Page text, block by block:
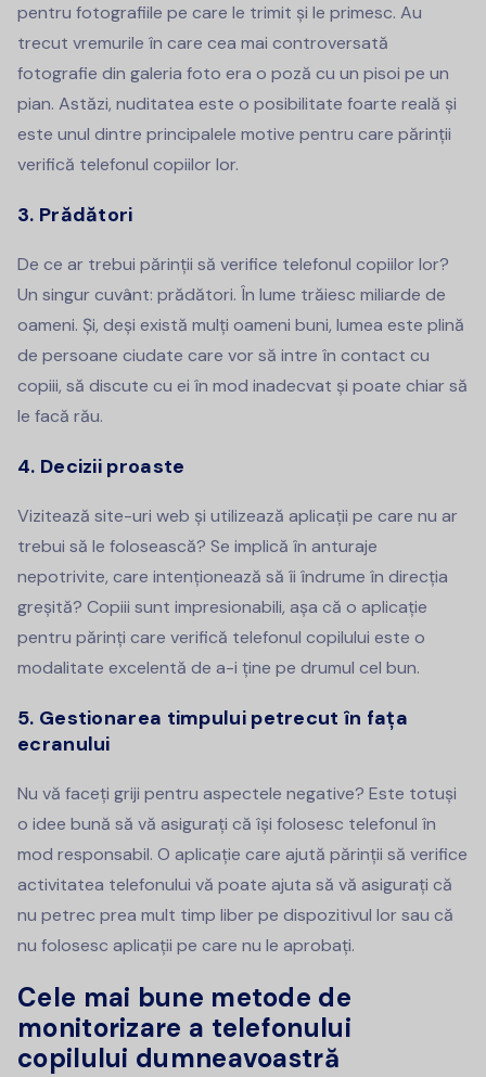
pentru fotografiile pe care le trimit și le primesc. Au
trecut vremurile în care cea mai controversată
fotografie din galeria foto era o poză cu un pisoi pe un
pian. Astăzi, nuditatea este o posibilitate foarte reală și
este unul dintre principalele motive pentru care părinții
verifică telefonul copiilor lor.
3. Prădători
De ce ar trebui părinții să verifice telefonul copiilor lor?
Un singur cuvânt: prădători. În lume trăiesc miliarde de
oameni. Și, deși există mulți oameni buni, lumea este plină
de persoane ciudate care vor să intre în contact cu
copiii, să discute cu ei în mod inadecvat și poate chiar să
le facă rău.
4. Decizii proaste
Vizitează site-uri web și utilizează aplicații pe care nu ar
trebui să le folosească? Se implică în anturaje
nepotrivite, care intenționează să îi îndrume în direcția
greșită? Copiii sunt impresionabili, așa că o aplicație
pentru părinți care verifică telefonul copilului este o
modalitate excelentă de a-i ține pe drumul cel bun.
5. Gestionarea timpului petrecut în fața
ecranului
Nu vă faceți griji pentru aspectele negative? Este totuși
o idee bună să vă asigurați că își folosesc telefonul în
mod responsabil. O aplicație care ajută părinții să verifice
activitatea telefonului vă poate ajuta să vă asigurați că
nu petrec prea mult timp liber pe dispozitivul lor sau că
nu folosesc aplicații pe care nu le aprobați.
Cele mai bune metode de
monitorizare a telefonului
copilului dumneavoastră